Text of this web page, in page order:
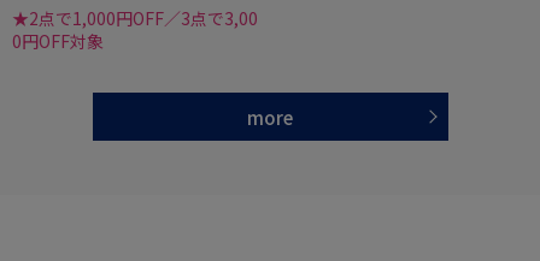
★2点で1,000円OFF／3点で3,00
0円OFF対象
more